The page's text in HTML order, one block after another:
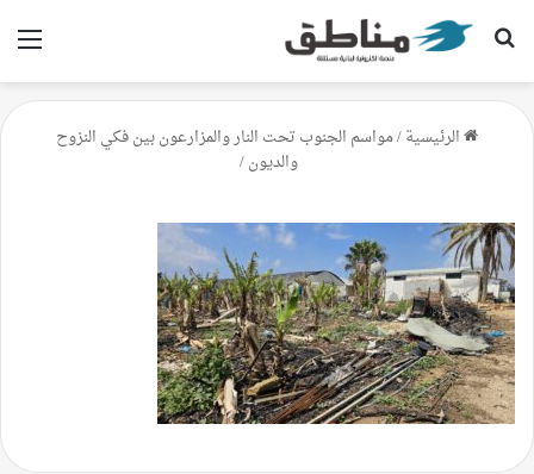
بحث عن
الرئيسية/مواسم الجنوب تحت النار والمزارعون بين فكي النزوح
والديون/